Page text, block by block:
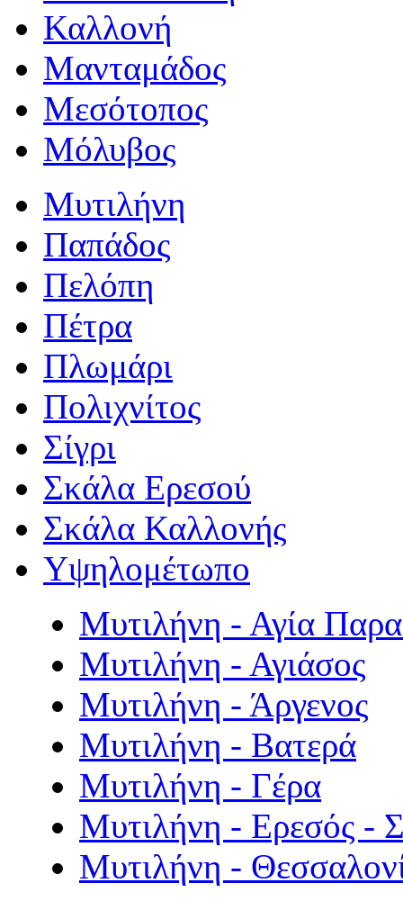
Καλλονή
Μανταμάδος
Μεσότοπος
Μόλυβος
Μυτιλήνη
Παπάδος
Πελόπη
Πέτρα
Πλωμάρι
Πολιχνίτος
Σίγρι
Σκάλα Ερεσού
Σκάλα Καλλονής
Υψηλομέτωπο
Μυτιλήνη - Αγία
Μυτιλήνη - Αγιάσος
Μυτιλήνη - Άργενος
Μυτιλήνη - Βατερά
Μυτιλήνη - Γέρα
Μυτιλήνη - Ερεσός -
Μυτιλήνη -